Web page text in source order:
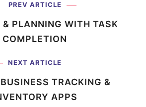
PREV ARTICLE
& PLANNING WITH TASK
COMPLETION
NEXT ARTICLE
TRACKING &
APPS